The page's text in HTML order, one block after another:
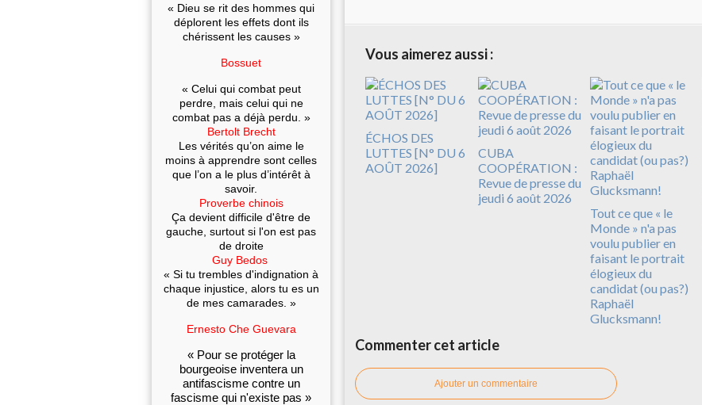
« Dieu se rit des hommes qui
déplorent les effets dont ils
chérissent les causes »
Bossuet
« Celui qui combat peut
perdre, mais celui qui ne
combat pas a déjà perdu. »
Bertolt Brecht
Les vérités qu’on aime le
moins à apprendre sont celles
que l’on a le plus d’intérêt à
savoir.
Proverbe chinois
Ça devient difficile d'être de
gauche, surtout si l'on est pas
de droite
Guy Bedos
« Si tu trembles d'indignation à
chaque injustice, alors tu es un
de mes camarades. »
Ernesto Che Guevara
« Pour se protéger la
bourgeoise inventera un
antifascisme contre un
fascisme qui n'existe pas »
Vous aimerez aussi :
ÉCHOS DES
LUTTES [N° DU 6
AOÛT 2026]
CUBA
COOPÉRATION :
Revue de presse du
jeudi 6 août 2026
Tout ce que « le
Monde » n'a pas
voulu publier en
faisant le portrait
élogieux du
candidat (ou pas?)
Raphaël
Glucksmann!
Commenter cet article
Ajouter un commentaire